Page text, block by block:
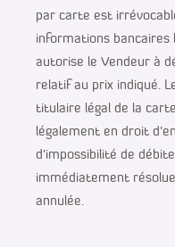
par carte est
informations bancaires
autorise le Vendeur à
relatif au prix indiqué.
titulaire légal de la
légalement en droit
d’impossibilité de
immédiatement
annulée.